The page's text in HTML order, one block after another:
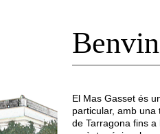
El Mas Gasset és
particular, amb
de Tarragona fins a